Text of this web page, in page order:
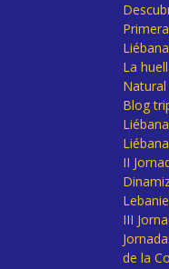
Liébana
La
Blog
II
III
de la